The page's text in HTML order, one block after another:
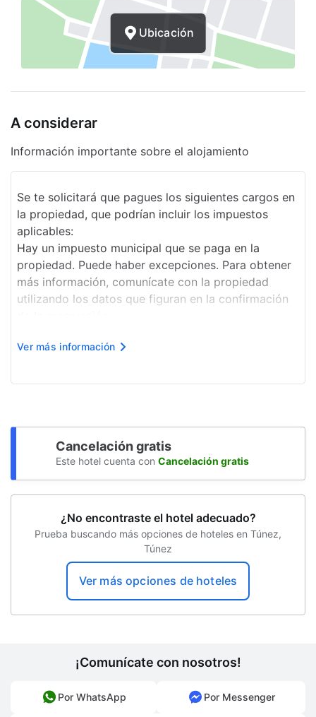
Servicio de café en el lobby
Estacionamiento sin asistencia gratuito
Elevador
Desayuno buffet gratis
Cajero automático
Concierge
Ubicación
A considerar
Información importante sobre el alojamiento
Se te solicitará que pagues los siguientes cargos en
la propiedad, que podrían incluir los impuestos
aplicables:
Hay un impuesto municipal que se paga en la
propiedad. Puede haber excepciones. Para obtener
más información, comunícate con la propiedad
utilizando los datos que figuran en la confirmación
estadía.
noche.
Ver más información
Cancelación gratis
Este hotel cuenta con Cancelación gratis
¿No encontraste el hotel adecuado?
Prueba buscando más opciones de hoteles en Túnez,
Túnez
Ver más opciones de hoteles
¡Comunícate con nosotros!
Por WhatsApp Por Messenger